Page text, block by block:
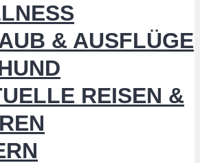
& AUSFLÜGE
REISEN &